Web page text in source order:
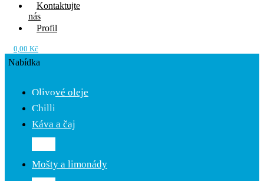
Kontaktujte
nás
Profil
0,00 Kč
Nabídka
Olivové oleje
Chilli
Káva a čaj
Mošty a limonády